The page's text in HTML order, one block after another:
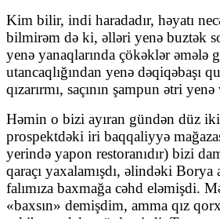
Kim bilir, indi haradadır, həyatı
bilmirəm də ki, əlləri yenə buztək
yenə yanaqlarında çökəklər əmələ
utancaqlığından yenə dəqiqəbaşı
qızarırmı, saçının şampun ətri
Həmin o bizi ayıran gündən düz
prospektdəki iri baqqaliyyə
yerində yapon restoranıdır) bizi
qaraçı yaxalamışdı, əlindəki Borya
falımıza baxmağa cəhd eləmişdi.
«baxsın» demişdim, amma qız